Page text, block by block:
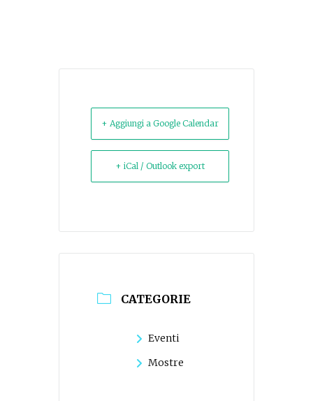
+ Aggiungi a Google Calendar
+ iCal / Outlook export
CATEGORIE
Eventi
Mostre